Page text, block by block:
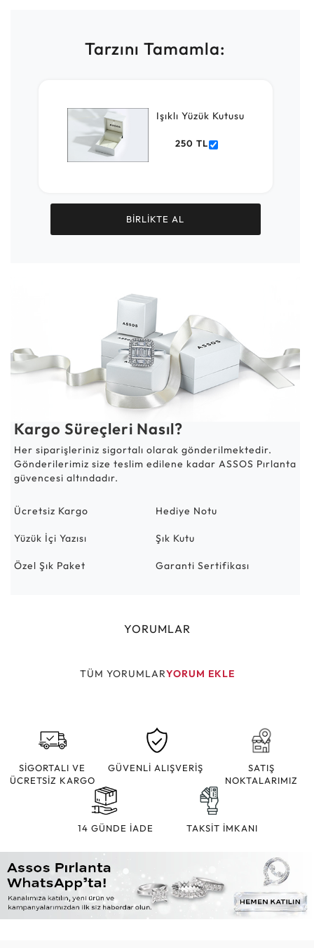
Tarzını Tamamla:
Işıklı Yüzük Kutusu
250 TL
BİRLİKTE AL
Kargo Süreçleri Nasıl?
Her siparişleriniz sigortalı olarak gönderilmektedir.
Gönderilerimiz size teslim edilene kadar ASSOS Pırlanta
güvencesi altındadır.
Ücretsiz Kargo Hediye Notu
Yüzük İçi Yazısı Şık Kutu
Özel Şık Paket Garanti Sertifikası
YORUMLAR
TÜM YORUMLARYORUM EKLE
SİGORTALI VE
ÜCRETSİZ KARGO
GÜVENLİ ALIŞVERİŞ
SATIŞ
NOKTALARIMIZ
14 GÜNDE İADE TAKSİT İMKANI